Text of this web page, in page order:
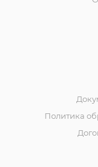
Политика